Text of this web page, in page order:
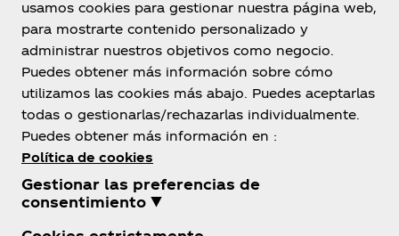
México
Sobre nosotros
usamos cookies para gestionar nuestra página web,
para mostrarte contenido personalizado y
administrar nuestros objetivos como negocio.
Puedes obtener más información sobre cómo
utilizamos las cookies más abajo. Puedes aceptarlas
todas o gestionarlas/rechazarlas individualmente.
Puedes obtener más información en :
Política de cookies
Gestionar las preferencias de
consentimiento ▼